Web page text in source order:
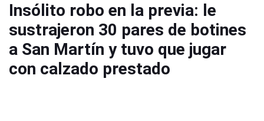
Insólito robo en la previa: le
sustrajeron 30 pares de botines
a San Martín y tuvo que jugar
con calzado prestado